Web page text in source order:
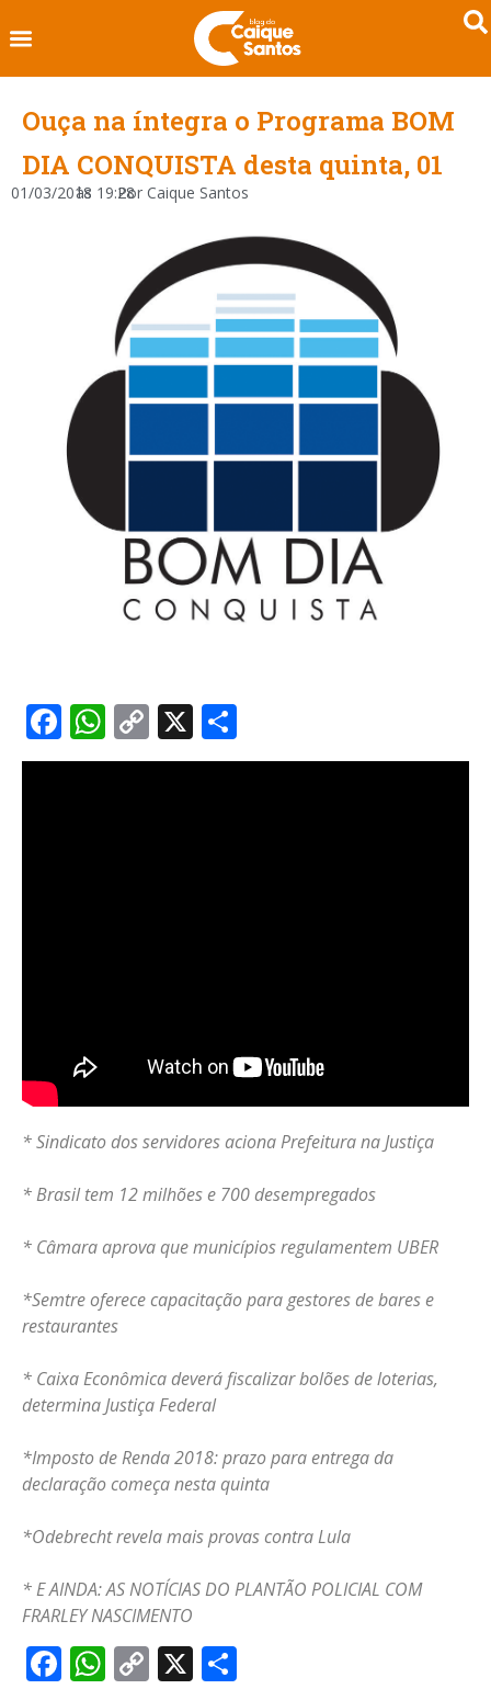
Ouça na íntegra o Programa BOM
DIA CONQUISTA desta quinta, 01
01/03/2018
às 19:28
Por Caique Santos
Facebook
WhatsApp
Copy
Link
X
* Sindicato dos servidores aciona Prefeitura na Justiça
* Brasil tem 12 milhões e 700 desempregados
* Câmara aprova que municípios regulamentem UBER
*Semtre oferece capacitação para gestores de bares e
restaurantes
* Caixa Econômica deverá fiscalizar bolões de loterias,
determina Justiça Federal
*Imposto de Renda 2018: prazo para entrega da
declaração começa nesta quinta
*Odebrecht revela mais provas contra Lula
* E AINDA: AS NOTÍCIAS DO PLANTÃO POLICIAL COM
FRARLEY NASCIMENTO
Facebook
WhatsApp
Copy
X